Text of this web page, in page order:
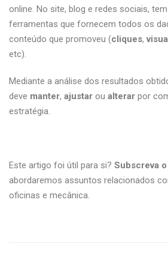
online. No site, blog e redes sociais,
ferramentas que fornecem todos os
conteúdo que promoveu (cliques,
etc).
Mediante a análise dos resultados
deve manter, ajustar ou alterar por
estratégia.
Este artigo foi útil para si? Subscreva
abordaremos assuntos relacionados
oficinas e mecânica.